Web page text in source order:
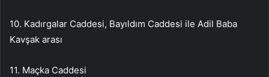
10. Kadırgalar Caddesi, Bayıldım Caddesi ile Adil Baba
Kavşak arası
11. Maçka Caddesi